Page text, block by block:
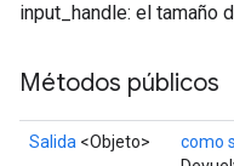
input_handle: el tamaño
Métodos públicos
Salida <Objeto> como